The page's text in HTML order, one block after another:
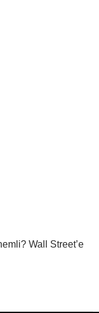
Wall Street’e